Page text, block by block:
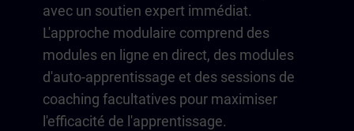
avec un soutien expert immédiat.
L'approche modulaire comprend des
modules en ligne en direct, des modules
d'auto-apprentissage et des sessions de
coaching facultatives pour maximiser
l'efficacité de l'apprentissage.